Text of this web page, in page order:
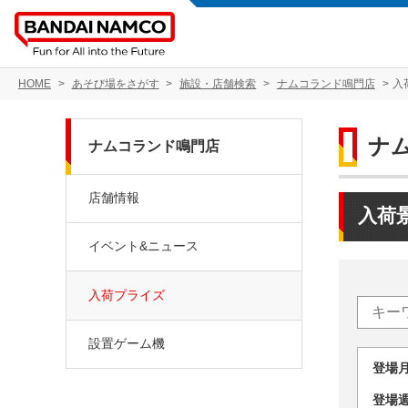
HOME あそび場をさがす 施設・店舗検索 ナムコランド鳴門店 入
ナ
入荷
登
登
ナムコランド鳴門店
店舗情報
イベント&ニュース
入荷プライズ
設置ゲーム機